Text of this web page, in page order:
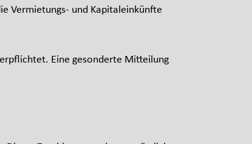
Vermietungs- und Kapitaleinkünfte
Eine gesonderte Mitteilung